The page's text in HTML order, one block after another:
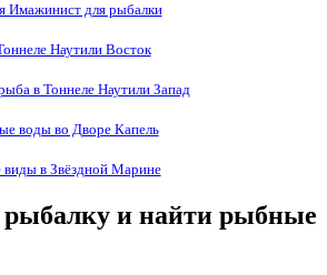
Имажинист для рыбалки
Наутили Восток
в Тоннеле Наутили Запад
воды во Дворе Капель
в Звёздной Марине
и найти рыбные